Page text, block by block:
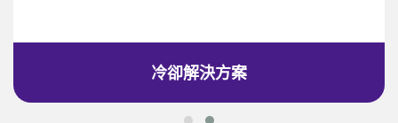
冷卻解決方案